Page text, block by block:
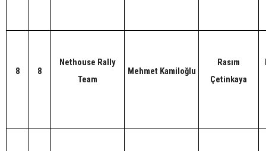
8 8
Nethouse Rally
Team
Mehmet Kamiloğlu
Rasım
Çetinkaya